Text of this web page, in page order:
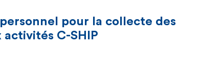
pour la collecte des
C-SHIP